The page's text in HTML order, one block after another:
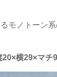
モノトーン
20×横29×マ